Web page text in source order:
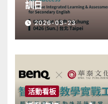
訓日
2026-03-23
活動看板